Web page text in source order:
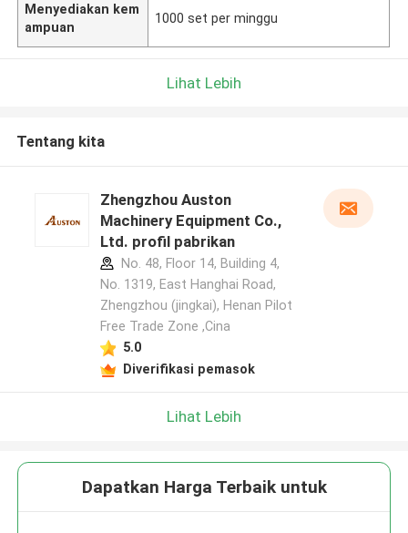
Tinggalkan pesan
Kami akan segera menghubungi Anda
kembali!
Menyediakan kem
ampuan
1000 set per minggu
Lihat Lebih
Tentang kita
Zhengzhou Auston
Machinery Equipment Co.,
Ltd. profil pabrikan
No. 48, Floor 14, Building 4,
No. 1319, East Hanghai Road,
Zhengzhou (jingkai), Henan Pilot
Free Trade Zone ,Cina
5.0
Diverifikasi pemasok
Lihat Lebih
Dapatkan Harga Terbaik untuk